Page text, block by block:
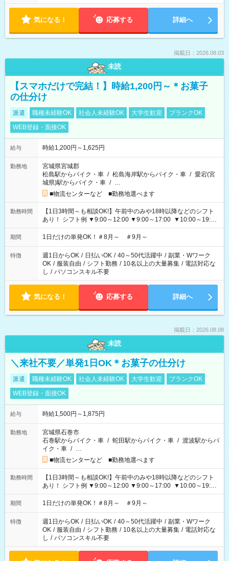
気になる！ 応募する 詳細へ
掲載日：2026.08.03
未読
【スマホだけで完結！】時給1,200円～＊お菓子
の仕分け
派遣 職種未経験OK 社会人未経験OK 大学生歓迎
ブランクOK
WEB登録・面接OK
給与 時給1,200円～1,625円
勤務地
宮城県宮城郡
松島駅からバイク・車 / 松島海岸駅からバイク・車 / 愛宕(宮
城県)駅からバイク・車 / …
■物流センターなど ■勤務地選べます
勤務時間
【1日3時間～も相談OK!】午前中のみや18時以降などのシフト
あり！ シフト例 ▼9:00～12:00 ▼9:00～17:00 ▼10:00～19:00
▼18:00～21:00
期間 1日だけの単発OK！＃8月～ ＃9月～
特徴 週1日からOK / 日払いOK / 40～50代活躍中 / 副業・Wワーク
OK / 服装自由 / シフト勤務 / 10名以上の大量募集 / 電話対応な
し / パソコンスキル不要
気になる！ 応募する 詳細へ
掲載日：2026.08.08
未読
＼来社不要／単発1日OK＊お菓子の仕分け
派遣 職種未経験OK 社会人未経験OK 大学生歓迎
ブランクOK
WEB登録・面接OK
給与 時給1,500円～1,875円
勤務地
宮城県石巻市
石巻駅からバイク・車 / 蛇田駅からバイク・車 / 渡波駅からバ
イク・車 / …
■物流センターなど ■勤務地選べます
勤務時間
【1日3時間～も相談OK!】午前中のみや18時以降などのシフト
あり！ シフト例 ▼9:00～12:00 ▼9:00～17:00 ▼10:00～19:00
▼18:00～21:00
期間 1日だけの単発OK！＃8月～ ＃9月～
特徴 週1日からOK / 日払いOK / 40～50代活躍中 / 副業・Wワーク
OK / 服装自由 / シフト勤務 / 10名以上の大量募集 / 電話対応な
し / パソコンスキル不要